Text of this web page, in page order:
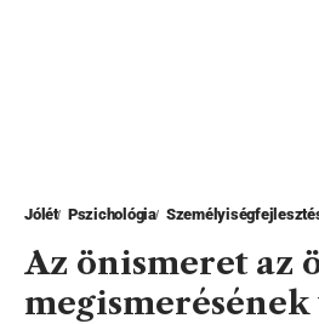
Jólét Pszichológia
Az önismeret az
megismerésének